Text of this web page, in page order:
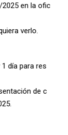
en la ofic
verlo.
día para res
de c